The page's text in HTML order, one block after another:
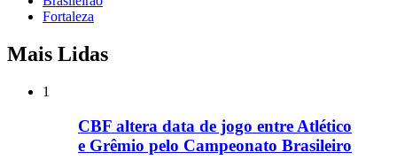
Fortaleza
Mais Lidas
1
CBF altera data de jogo entre Atlético
e Grêmio pelo Campeonato Brasileiro